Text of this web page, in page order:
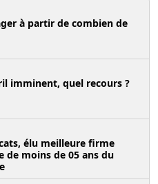
à partir de combien de
imminent, quel recours ?
élu meilleure firme
de moins de 05 ans du